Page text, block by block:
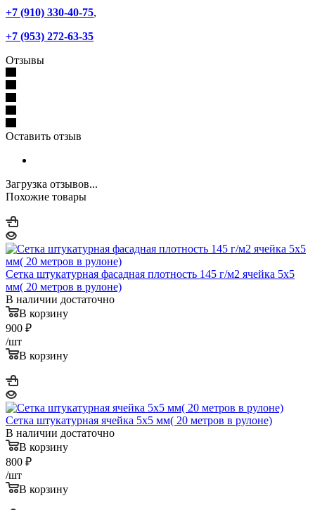
+7 (910) 330-40-75,
+7 (953) 272-63-35
Отзывы
Оставить отзыв
Загрузка отзывов...
Похожие товары
Сетка штукатурная фасадная плотность 145 г/м2 ячейка 5х5
мм( 20 метров в рулоне)
В наличии достаточно
В корзину
900 ₽
/шт
В корзину
Сетка штукатурная ячейка 5х5 мм( 20 метров в рулоне)
В наличии достаточно
В корзину
800 ₽
/шт
В корзину